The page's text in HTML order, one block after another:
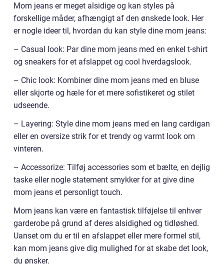
Mom jeans er meget alsidige og kan styles på
forskellige måder, afhængigt af den ønskede look. Her
er nogle ideer til, hvordan du kan style dine mom jeans:
– Casual look: Par dine mom jeans med en enkel t-shirt
og sneakers for et afslappet og cool hverdagslook.
– Chic look: Kombiner dine mom jeans med en bluse
eller skjorte og hæle for et mere sofistikeret og stilet
udseende.
– Layering: Style dine mom jeans med en lang cardigan
eller en oversize strik for et trendy og varmt look om
vinteren.
– Accessorize: Tilføj accessories som et bælte, en dejlig
taske eller nogle statement smykker for at give dine
mom jeans et personligt touch.
Mom jeans kan være en fantastisk tilføjelse til enhver
garderobe på grund af deres alsidighed og tidløshed.
Uanset om du er til en afslappet eller mere formel stil,
kan mom jeans give dig mulighed for at skabe det look,
du ønsker.